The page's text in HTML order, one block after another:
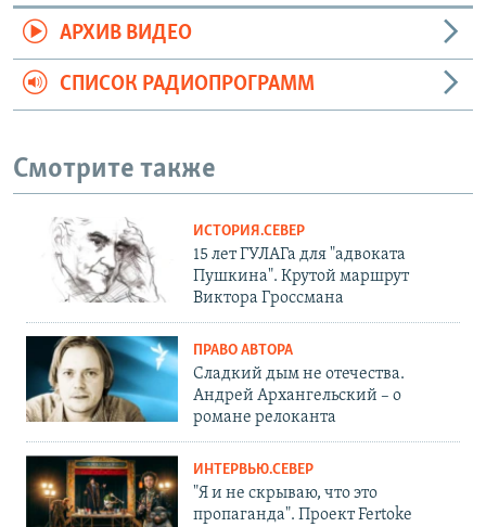
АРХИВ ВИДЕО
СПИСОК РАДИОПРОГРАММ
Смотрите также
ИСТОРИЯ.СЕВЕР
15 лет ГУЛАГа для "адвоката
Пушкина". Крутой маршрут
Виктора Гроссмана
ПРАВО АВТОРА
Сладкий дым не отечества.
Андрей Архангельский – о
романе релоканта
ИНТЕРВЬЮ.СЕВЕР
"Я и не скрываю, что это
пропаганда". Проект Fertoke